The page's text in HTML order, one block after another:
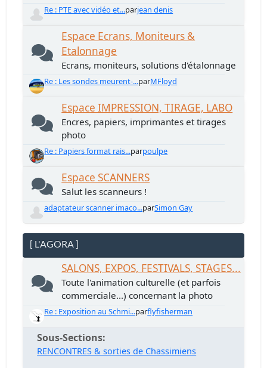
Re : PTE avec vidéo et...parjean denis
Espace Ecrans, Moniteurs &
Etalonnage
Ecrans, moniteurs, solutions d'étalonnage
Re : Les sondes meurent-...parMFloyd
Espace IMPRESSION, TIRAGE, LABO
Encres, papiers, imprimantes et tirages
photo
Re : Papiers format rais...parpoulpe
Espace SCANNERS
Salut les scanneurs !
adaptateur scanner imaco...parSimon Gay
[ L'AGORA ]
SALONS, EXPOS, FESTIVALS, STAGES...
Toute l'animation culturelle (et parfois
commerciale...) concernant la photo
Re : Exposition au Schmi...parflyfisherman
Sous-Sections
RENCONTRES & sorties de Chassimiens